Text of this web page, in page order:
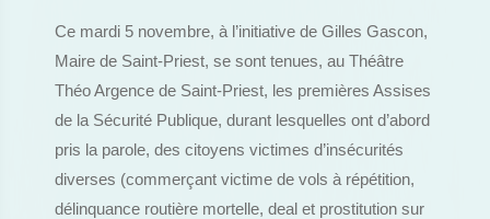
Ce mardi 5 novembre, à l’initiative de Gilles Gascon,
Maire de Saint-Priest, se sont tenues, au Théâtre
Théo Argence de Saint-Priest, les premières Assises
de la Sécurité Publique, durant lesquelles ont d’abord
pris la parole, des citoyens victimes d’insécurités
diverses (commerçant victime de vols à répétition,
délinquance routière mortelle, deal et prostitution sur